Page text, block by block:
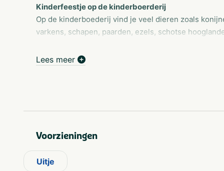
Kinderfeestje op de kinderboerderij
Op de kinderboederij vind je veel dieren zoals
varkens, schapen, paarden, ezels, schotse
stekelvarkens, mara's, chinchilla's, prariehondjes. En
Zijn de kinderen uitgespeeld, dan kun je een
Lees meer
Voorzieningen
Uitje